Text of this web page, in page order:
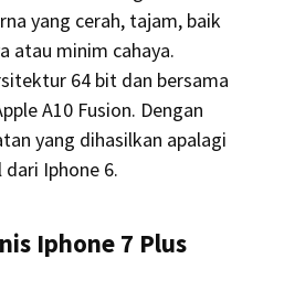
yang cerah, tajam, baik
atau minim cahaya.
64 bit dan bersama
A10 Fusion. Dengan
yang dihasilkan apalagi
Iphone 6.
Iphone 7 Plus